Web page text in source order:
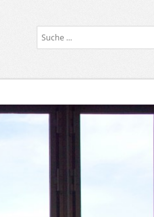
Suche